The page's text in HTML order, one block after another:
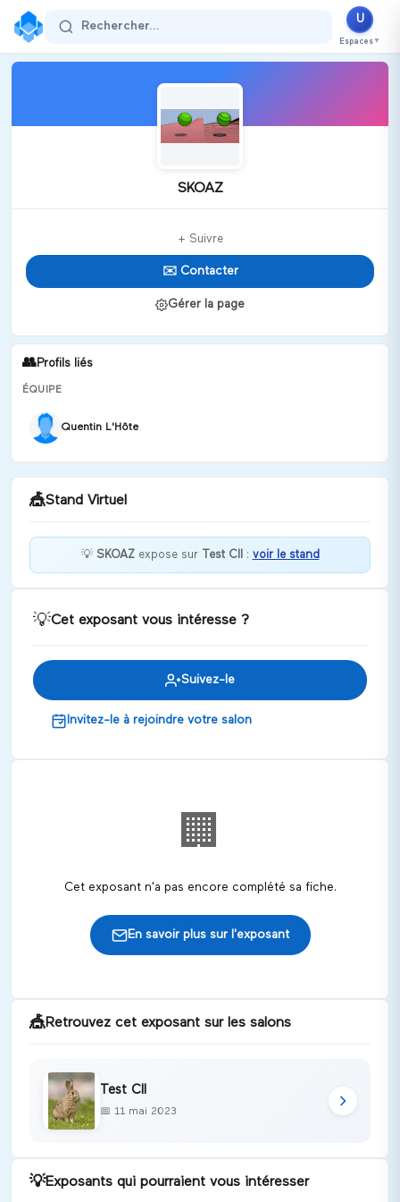
Rechercher...
U
Espaces ▼
SKOAZ
+ Suivre
✉️ Contacter
Gérer la page
👥Profils liés
ÉQUIPE
Quentin L'Hôte
🎪Stand Virtuel
Discuter
💡 SKOAZexpose sur Test CII : voir le stand
💡Cet exposant vous intéresse ?
Suivez-le
Invitez-le à rejoindre votre salon
🏢
Cet exposant n'a pas encore complété sa fiche.
En savoir plus sur l'exposant
🎪Retrouvez cet exposant sur les salons
Test CII
📅 11 mai 2023
💡Exposants qui pourraient vous intéresser